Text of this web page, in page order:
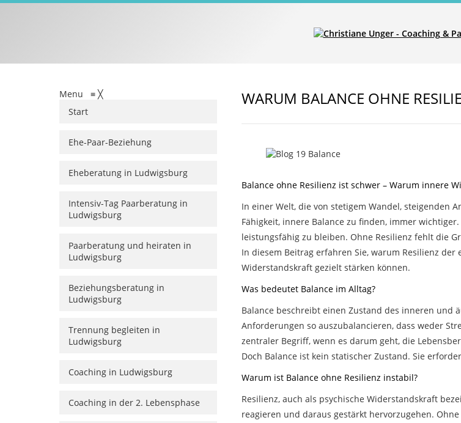
Menu ≡ ╳
Start
Ehe-Paar-Beziehung
Eheberatung in Ludwigsburg
Intensiv-Tag Paarberatung in
Ludwigsburg
Paarberatung und heiraten in
Ludwigsburg
Beziehungsberatung in
Ludwigsburg
Trennung begleiten in
Ludwigsburg
Coaching in Ludwigsburg
Coaching in der 2. Lebensphase
WARUM BALANCE OHNE
Balance ohne Resilienz ist schwer – Warum innere
In einer Welt, die von stetigem Wandel, steigenden
Fähigkeit, innere Balance zu finden, immer
leistungsfähig zu bleiben. Ohne Resilienz fehlt die
In diesem Beitrag erfahren Sie, warum Resilienz
Widerstandskraft gezielt stärken können.
Was bedeutet Balance im Alltag?
Balance beschreibt einen Zustand des inneren und
Anforderungen so auszubalancieren, dass weder
zentraler Begriff, wenn es darum geht, die
Doch Balance ist kein statischer Zustand. Sie
Warum ist Balance ohne Resilienz instabil?
Resilienz, auch als psychische Widerstandskraft
reagieren und daraus gestärkt hervorzugehen.